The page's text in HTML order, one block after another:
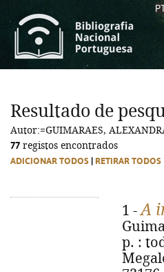
Resultado de
Autor:=GUIMARAES,
77 registos encontrados
ADICIONAR TODOS RETIRAR TODOS
1 -A
p. :